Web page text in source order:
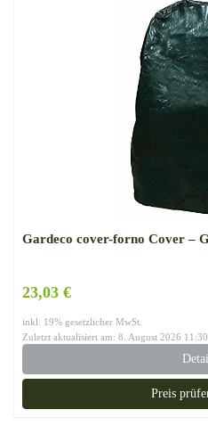
Gardeco cover-forno Cover –
23,03 €
inkl. 19% gesetzlicher MwSt.
Zuletzt aktualisiert am: 8. August 2026 11:30
Preis